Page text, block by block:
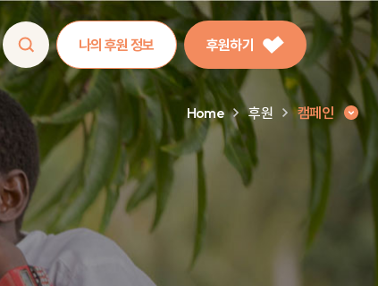
나의 후원 정보 후원하기
Home 후원 캠페인